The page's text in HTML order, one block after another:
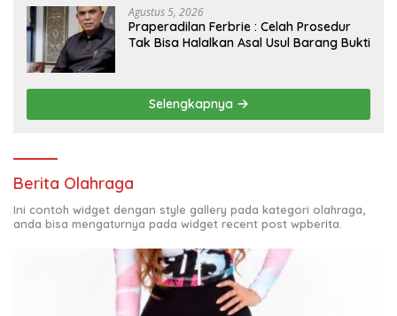
Agustus 5, 2026
Praperadilan Ferbrie : Celah Prosedur
Tak Bisa Halalkan Asal Usul Barang Bukti
Selengkapnya
Berita Olahraga
Ini contoh widget dengan style gallery pada kategori olahraga,
anda bisa mengaturnya pada widget recent post wpberita.